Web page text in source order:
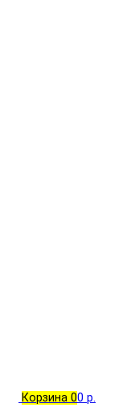
Корзина 00 р.